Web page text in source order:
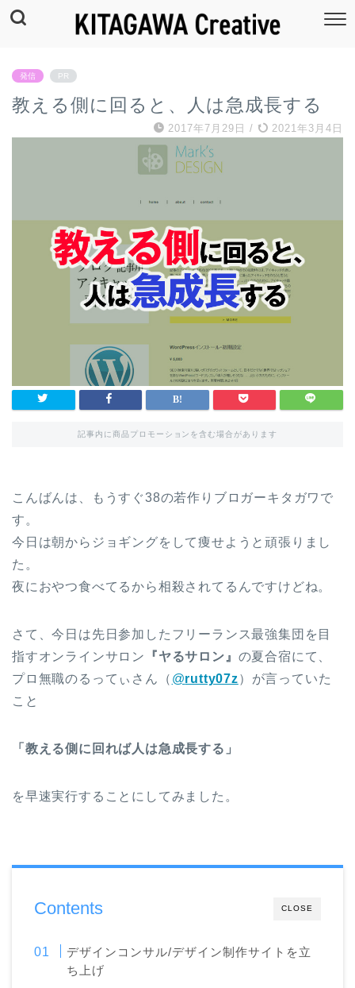
発信 PR
教える側に回ると、人は急成長する
2017年7月29日 / 2021年3月4日
記事内に商品プロモーションを含む場合があります
こんばんは、もうすぐ38の若作りブロガーキタガワで
す。
今日は朝からジョギングをして痩せようと頑張りまし
た。
夜におやつ食べてるから相殺されてるんですけどね。
さて、今日は先日参加したフリーランス最強集団を目
指すオンラインサロン
『ヤるサロン』 の夏合宿にて、
プロ無職のるってぃさん（ @rutty07z）が言っていた
こと
「教える側に回れば人は急成長する」
を早速実行することにしてみました。
CLOSE
Contents
デザインコンサル/デザイン制作サイトを立
ち上げ